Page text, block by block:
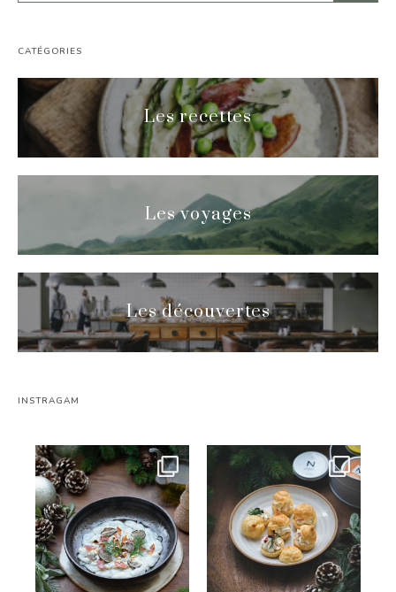
CATÉGORIES
Les recettes
Les voyages
Les découvertes
INSTRAGAM